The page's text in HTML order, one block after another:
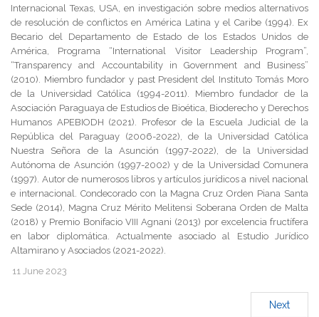
Internacional Texas, USA, en investigación sobre medios alternativos
de resolución de conflictos en América Latina y el Caribe (1994). Ex
Becario del Departamento de Estado de los Estados Unidos de
América, Programa “International Visitor Leadership Program”,
“Transparency and Accountability in Government and Business”
(2010). Miembro fundador y past President del Instituto Tomás Moro
de la Universidad Católica (1994-2011). Miembro fundador de la
Asociación Paraguaya de Estudios de Bioética, Bioderecho y Derechos
Humanos APEBIODH (2021). Profesor de la Escuela Judicial de la
República del Paraguay (2006-2022), de la Universidad Católica
Nuestra Señora de la Asunción (1997-2022), de la Universidad
Autónoma de Asunción (1997-2002) y de la Universidad Comunera
(1997). Autor de numerosos libros y artículos jurídicos a nivel nacional
e internacional. Condecorado con la Magna Cruz Orden Piana Santa
Sede (2014), Magna Cruz Mérito Melitensi Soberana Orden de Malta
(2018) y Premio Bonifacio VIII Agnani (2013) por excelencia fructífera
en labor diplomática. Actualmente asociado al Estudio Jurídico
Altamirano y Asociados (2021-2022).
11 June 2023
Next